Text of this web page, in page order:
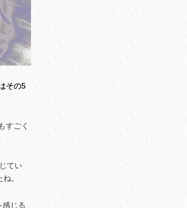
その5
すごく
てい
。
じる